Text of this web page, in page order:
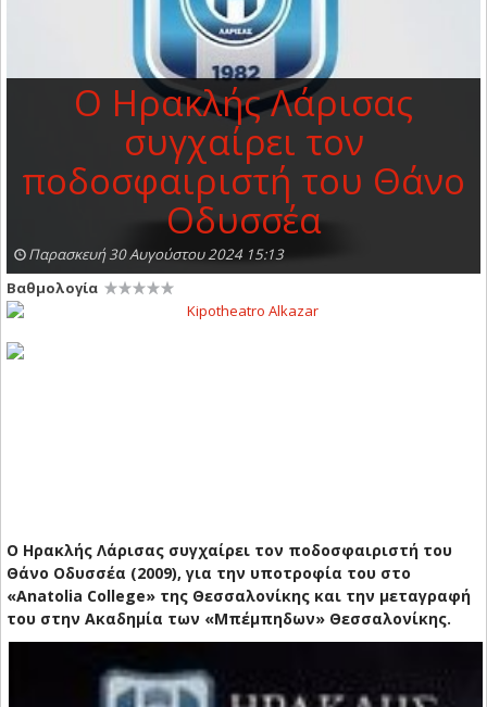
Ο Ηρακλής Λάρισας
συγχαίρει τον
ποδοσφαιριστή του Θάνο
Οδυσσέα
Παρασκευή 30 Αυγούστου 2024 15:13
Βαθμολογία
Ο Ηρακλής Λάρισας συγχαίρει τον ποδοσφαιριστή του
Θάνο Οδυσσέα (2009), για την υποτροφία του στο
«Anatolia College» της Θεσσαλονίκης και την μεταγραφή
του στην Ακαδημία των «Μπέμπηδων» Θεσσαλονίκης.